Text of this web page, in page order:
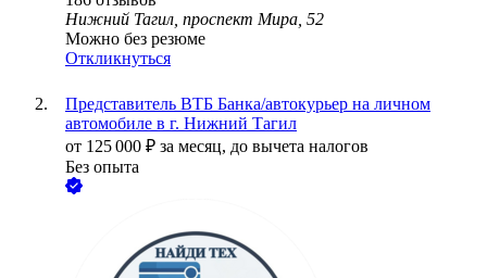
Нижний Тагил, проспект Мира, 52
Можно без резюме
Откликнуться
Представитель ВТБ Банка/автокурьер на личном
автомобиле в г. Нижний Тагил
от 125 000 ₽ за месяц, до вычета налогов
Без опыта